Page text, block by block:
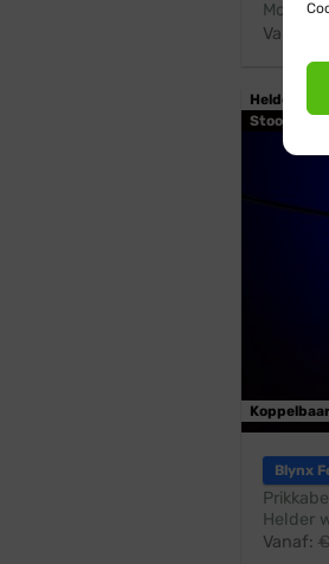
Vanaf:
Helder wit
Koppelbaar
Blynx
Helder
Vanaf: €